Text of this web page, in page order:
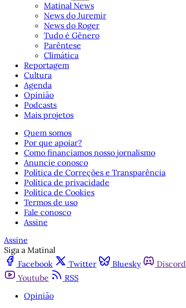
Matinal News
News do Juremir
News do Roger
Tudo é Gênero
Parêntese
Climática
Reportagem
Cultura
Agenda
Opinião
Podcasts
Mais projetos
Quem somos
Por que apoiar?
Como financiamos nosso jornalismo
Anuncie conosco
Política de Correções e Transparência
Política de privacidade
Política de Cookies
Termos de uso
Fale conosco
Assine
Assine
Siga a Matinal
Facebook
Twitter Bluesky Discord
Youtube
RSS
Opinião